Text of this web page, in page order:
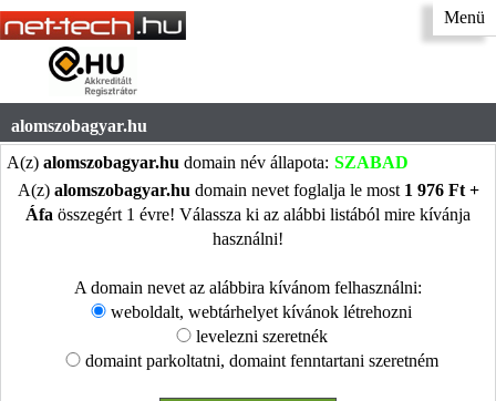
Menü
alomszobagyar.hu
A(z) alomszobagyar.hu domain név állapota: SZABAD
A(z) alomszobagyar.hu domain nevet foglalja le most 1 976 Ft +
Áfa összegért 1 évre! Válassza ki az alábbi listából mire kívánja
használni!
A domain nevet az alábbira kívánom felhasználni:
weboldalt, webtárhelyet kívánok létrehozni
levelezni szeretnék
domaint parkoltatni, domaint fenntartani szeretném